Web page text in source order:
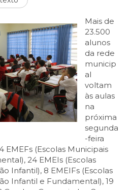
Mais de
23.500
alunos
da rede
municip
al
voltam
às aulas
na
próxima
segunda
-feira
EMEFs (Escolas Municipais
24 EMEIs (Escolas
Infantil), 8 EMEIFs (Escolas
Infantil e Fundamental), 19